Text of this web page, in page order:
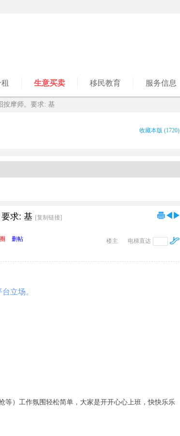
生意买卖 移民教育 服务信息
按摩师。要求: 基
收藏本版 (1720)
求: 基 [复制链接]
电梯直达
楼主
删帖
立场。
等）工作氛围轻松简单，大家是开开心心上班，快快乐乐